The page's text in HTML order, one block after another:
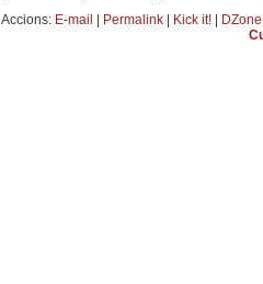
Accions: E-mail | Permalink| Kick it!|